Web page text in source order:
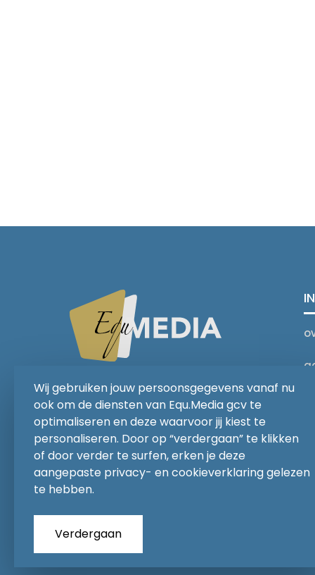
You Ride it We Write it,
Equestrian news
Copyrights 2026 . All Rights
Wij gebruiken jouw persoonsgegevens vanaf nu
ook om de diensten van Equ.Media gcv te
optimaliseren en deze waarvoor jij kiest te
personaliseren. Door op “verdergaan” te klikken
of door verder te surfen, erken je deze
aangepaste privacy- en cookieverklaring gelezen
te hebben.
Verdergaan